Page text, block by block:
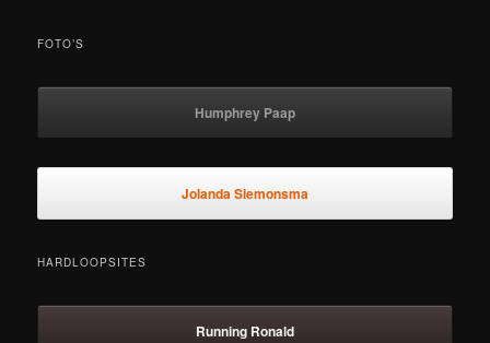
FOTO’S
Humphrey Paap
Jolanda Siemonsma
HARDLOOPSITES
Running Ronald